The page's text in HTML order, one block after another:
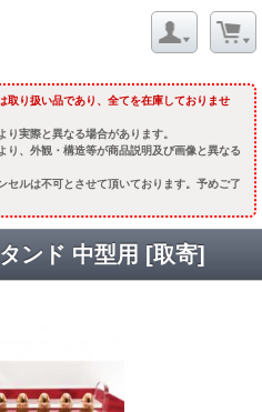
取り扱い品であり、全てを在庫しておりませ
り実際と異なる場合があります。
り、外観・構造等が商品説明及び画像と異なる
セルは不可とさせて頂いております。予めご了
ンド 中型用 [取寄]